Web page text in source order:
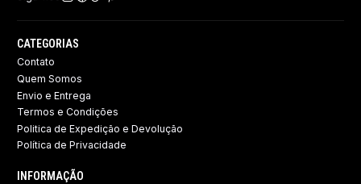
CATEGORIAS
Contato
Quem Somos
Envio e Entrega
Termos e Condições
Politica de Expedição e Devolução ​
Política de Privacidade
INFORMAÇÃO